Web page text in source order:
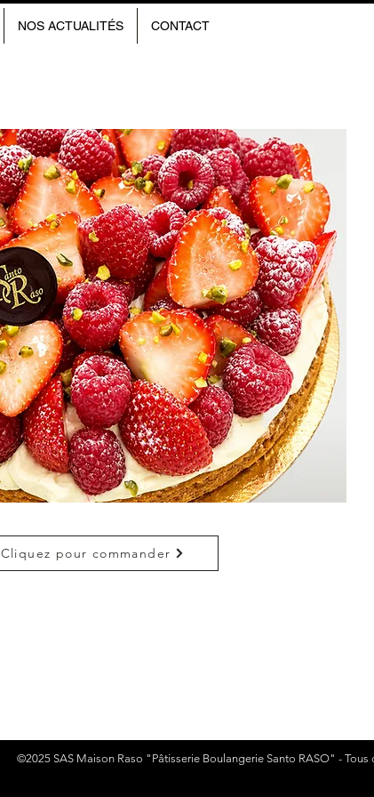
NOS ACTUALITÉS CONTACT
Cliquez pour commander
©2025 ​SAS Maison Raso "Pâtisserie Boulangerie Santo RASO" - Tous